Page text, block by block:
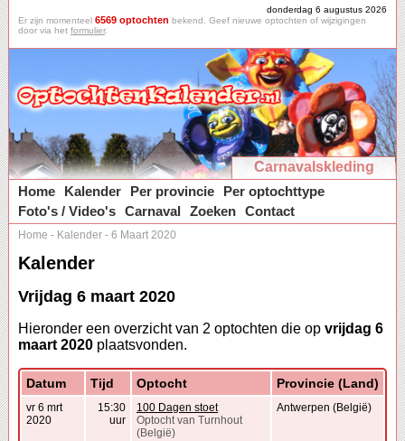
donderdag 6 augustus 2026
Er zijn momenteel 6569 optochten bekend. Geef nieuwe optochten of wijzigingen
door via het formulier.
Carnavalskleding
Home
Kalender Per provincie
Per optochttype
Foto's / Video's Carnaval Zoeken Contact
Home - Kalender - 6 Maart 2020
Kalender
Vrijdag 6 maart 2020
Hieronder een overzicht van 2 optochten die op vrijdag 6
maart 2020 plaatsvonden.
Datum Tijd Optocht Provincie (Land)
vr 6 mrt
2020
15:30
uur
100 Dagen stoet
Optocht van Turnhout
(België)
Antwerpen (België)